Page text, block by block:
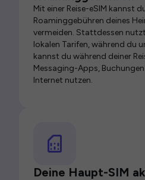
Mit einer Reise-eSIM kannst
Roaminggebühren deines
vermeiden. Stattdessen
lokalen Tarifen, während du
kannst du während deiner
Messaging-Apps,
Internet nutzen.
Deine Haupt-SIM